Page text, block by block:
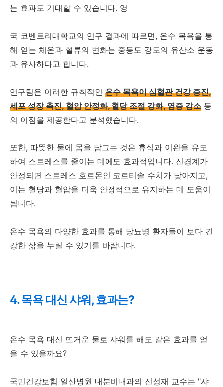
는 효과도 기대할 수 있습니다. 영
국 코벤트리대학교의 연구 결과에 따르면, 온수 목욕을 통
해 얻는 체온과 혈류의 변화는 중등도 강도의 유산소 운동
과 유사하다고 합니다.
연구팀은 이러한 규칙적인 온수 목욕이 심혈관 건강 증진,
세포 성장 촉진, 혈압 안정화, 혈당 조절 강화, 염증 감소 등
의 이점을 제공한다고 분석했습니다.
또한, 따뜻한 물에 몸을 담그는 것은 휴식과 이완을 유도
하여 스트레스를 줄이는 데에도 효과적입니다. 신경계가
안정되면 스트레스 호르몬인 코르티솔 수치가 낮아지고,
이는 혈당과 혈압을 더욱 안정적으로 유지하는 데 도움이
됩니다.
온수 목욕의 다양한 효과를 통해 당뇨병 환자들이 보다 건
강한 삶을 누릴 수 있기를 바랍니다.
4. 목욕 대신 샤워, 효과는?
온수 목욕 대신 뜨거운 물로 샤워를 해도 같은 효과를 얻
을 수 있을까요?
국민건강보험 일산병원 내분비내과의 신성재 교수는 "샤